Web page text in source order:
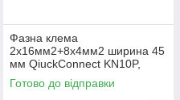
Фазна клема
2x16мм2+8x4мм2 ширина 45
мм QiuckConnect KN10P,
Hager клемний блок, для
щита Хагер, боксу, шафи
Готово до відправки